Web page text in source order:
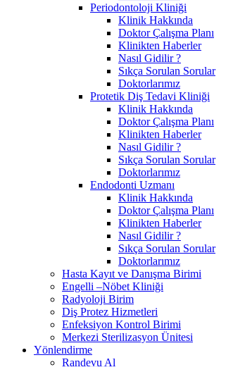
Periodontoloji Kliniği
Klinik Hakkında
Doktor Çalışma Planı
Klinikten Haberler
Nasıl Gidilir ?
Sıkça Sorulan Sorular
Doktorlarımız
Protetik Diş Tedavi Kliniği
Klinik Hakkında
Doktor Çalışma Planı
Klinikten Haberler
Nasıl Gidilir ?
Sıkça Sorulan Sorular
Doktorlarımız
Endodonti Uzmanı
Klinik Hakkında
Doktor Çalışma Planı
Klinikten Haberler
Nasıl Gidilir ?
Sıkça Sorulan Sorular
Doktorlarımız
Hasta Kayıt ve Danışma Birimi
Engelli –Nöbet Kliniği
Radyoloji Birim
Diş Protez Hizmetleri
Enfeksiyon Kontrol Birimi
Merkezi Sterilizasyon Ünitesi
Yönlendirme
Randevu Al